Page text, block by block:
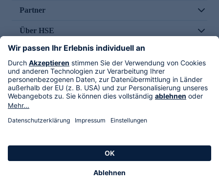
Partner
Über HSE
Im TV
HSE International